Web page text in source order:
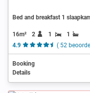
Bed and breakfast 1
16m² 2 1
1
4.9
( 52
Booking
Details